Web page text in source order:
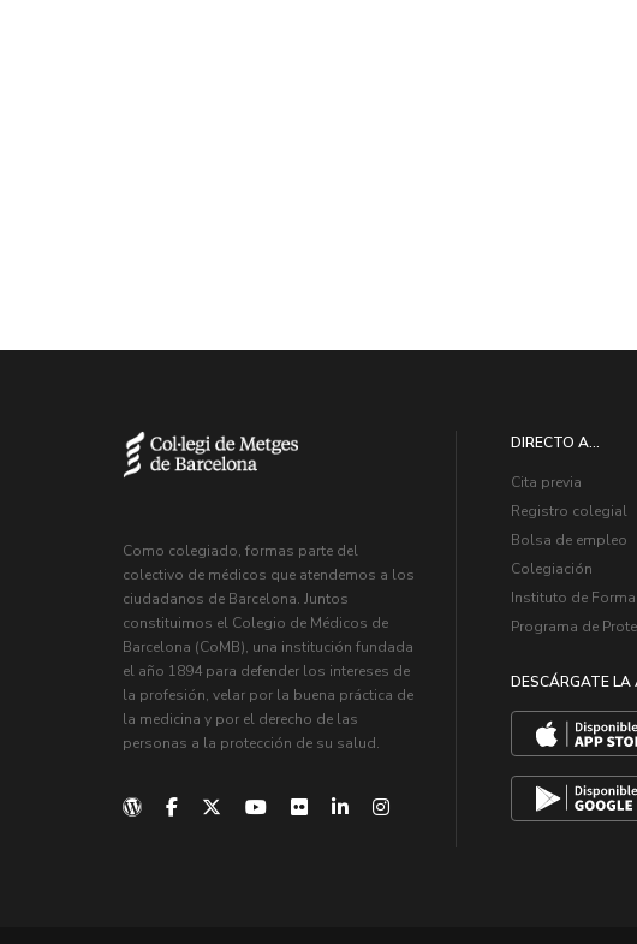
Como colegiado, formas parte del
colectivo de médicos que atendemos a los
ciudadanos de Barcelona. Juntos
constituimos el Colegio de Médicos de
Barcelona (CoMB), una institución fundada
el año 1894 para defender los intereses de
la profesión, velar por la buena práctica de
la medicina y por el derecho de las
personas a la protección de su salud.
DIRECTO A...
Cita previa
Registro colegial
Bolsa de empleo
Colegiación
Instituto de
Programa de
DESCÁRGATE LA